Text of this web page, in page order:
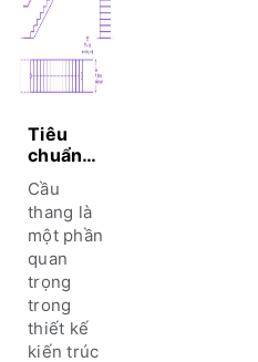
Tiêu
chuẩn
kích
thước
cầu
thang
trong
nhà ở –
Bí quyết
tạo sự
an toàn
Cầu
thang là
một phần
quan
trọng
trong
thiết kế
kiến trúc